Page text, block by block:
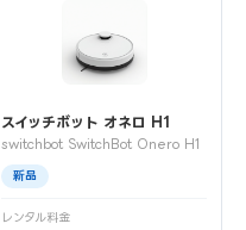
スイッチボット オネロ H1
switchbot SwitchBot Onero H1
新品
レンタル料金